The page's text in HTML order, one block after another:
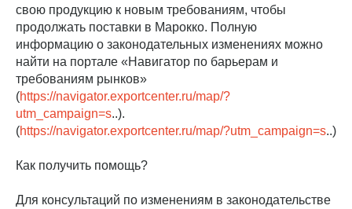
свою продукцию к новым требованиям, чтобы
продолжать поставки в Марокко. Полную
информацию о законодательных изменениях можно
найти на портале «Навигатор по барьерам и
требованиям рынков»
(https://navigator.exportcenter.ru/map/?
utm_campaign=s..).
(https://navigator.exportcenter.ru/map/?utm_campaign=s..)
Как получить помощь?
Для консультаций по изменениям в законодательстве